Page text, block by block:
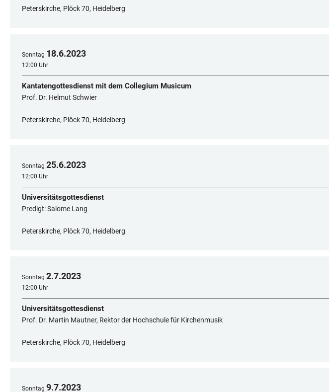
Peterskirche, Plöck 70, Heidelberg
Sonntag 18.6.2023
12:00 Uhr
Kantatengottesdienst mit dem Collegium Musicum
Prof. Dr. Helmut Schwier
Peterskirche, Plöck 70, Heidelberg
Sonntag 25.6.2023
12:00 Uhr
Universitätsgottesdienst
Predigt: Salome Lang
Peterskirche, Plöck 70, Heidelberg
Sonntag 2.7.2023
12:00 Uhr
Universitätsgottesdienst
Prof. Dr. Martin Mautner, Rektor der Hochschule für Kirchenmusik
Peterskirche, Plöck 70, Heidelberg
Sonntag 9.7.2023